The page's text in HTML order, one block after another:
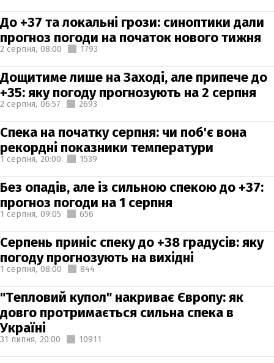
До +37 та локальні грози: синоптики дали
прогноз погоди на початок нового тижня
2 серпня, 08:00 1793
Дощитиме лише на Заході, але припече до
+35: яку погоду прогнозують на 2 серпня
2 серпня, 06:57 2693
Спека на початку серпня: чи поб'є вона
рекордні показники температури
1 серпня, 20:00 1539
Без опадів, але із сильною спекою до +37:
прогноз погоди на 1 серпня
1 серпня, 09:05 656
Серпень приніс спеку до +38 градусів: яку
погоду прогнозують на вихідні
1 серпня, 08:00 844
"Тепловий купол" накриває Європу: як
довго протримається сильна спека в
Україні
31 липня, 20:00 10911